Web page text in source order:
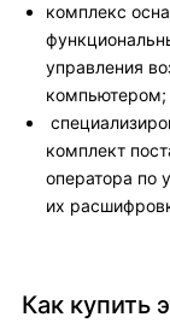
комплекс
управления
компьютером;
комплект
оператора по
их
Как купить